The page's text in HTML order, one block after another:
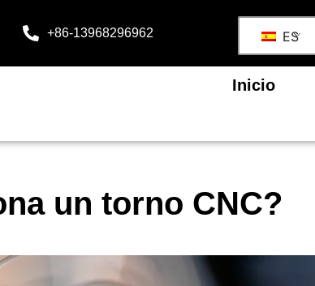
+86-13968296962 ES
Inicio
un torno CNC?